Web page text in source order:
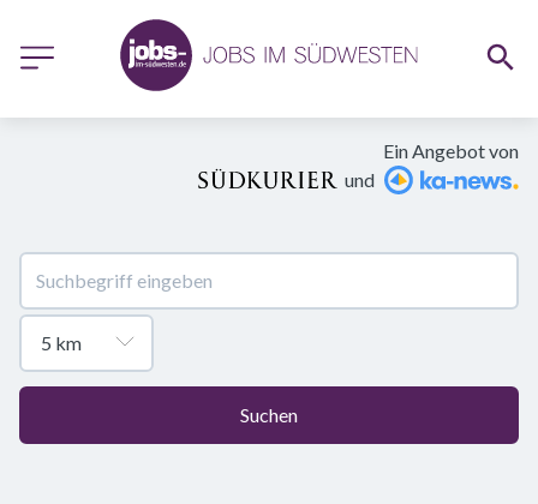
Ein Angebot von
und
Suchen